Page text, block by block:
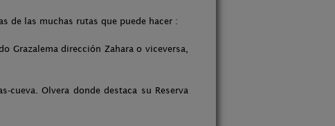
de las muchas rutas que puede hacer :
Grazalema dirección Zahara o viceversa,
cueva. Olvera donde destaca su Reserva